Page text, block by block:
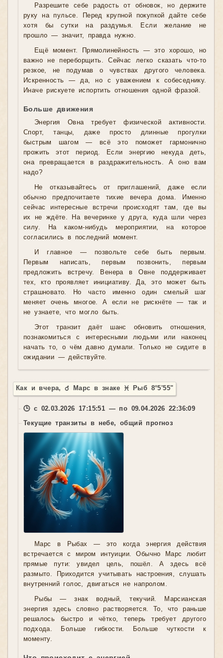
Разрешите себе радость от обновок, но держите
руку на пульсе. Перед крупной покупкой дайте себе
хотя бы сутки на раздумья. Если желание не
прошло — значит, правда нужно.
Ещё момент. Прямолинейность — это хорошо, но
важно не переборщить. Сейчас легко сказать что-то
резкое, не подумав о чувствах другого человека.
Искренность — да, но с уважением к собеседнику.
Иначе рискуете испортить отношения одной фразой.
Больше движения
Энергия Овна требует физической активности.
Спорт, танцы, даже просто длинные прогулки
быстрым шагом — всё это поможет гармонично
прожить этот период. Если энергию некуда деть,
она превращается в раздражительность. А оно вам
надо?
Не отказывайтесь от приглашений, даже если
обычно предпочитаете тихие вечера дома. Именно
сейчас интересные встречи происходят там, где вы
их не ждёте. На вечеринке у друга, куда шли через
силу. На каком-нибудь мероприятии, на которое
согласились в последний момент.
И главное — позвольте себе быть первым.
Первым написать, первым позвонить, первым
предложить встречу. Венера в Овне поддерживает
тех, кто проявляет инициативу. Да, это может быть
страшновато. Но часто именно один смелый шаг
меняет очень многое. А если не рискнёте — так и
не узнаете, что могло быть.
Этот транзит даёт шанс обновить отношения,
познакомиться с интересными людьми или наконец
начать то, о чём давно думали. Только не сидите в
ожидании — действуйте.
Как и вчера, ♂ Марс в знаке ♓ Рыб 8°5'55"
🕒 с 02.03.2026 17:15:51 — по 09.04.2026 22:36:09
Текущие транзиты в небе, общий прогноз
Марс в Рыбах — это когда энергия действия
встречается с миром интуиции. Обычно Марс любит
прямые пути: увидел цель, пошёл. А здесь всё
размыто. Приходится учитывать настроения, слушать
внутренний голос, двигаться не напролом.
Рыбы — знак водный, текучий. Марсианская
энергия здесь словно растворяется. То, что раньше
решалось быстро и чётко, теперь требует другого
подхода. Больше гибкости. Больше чуткости к
моменту.